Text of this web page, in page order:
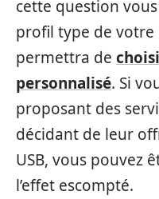
cette question
profil type de votre
permettra de
personnalisé. Si
proposant des
décidant de leur
USB, vous pouvez
l’effet escompté.